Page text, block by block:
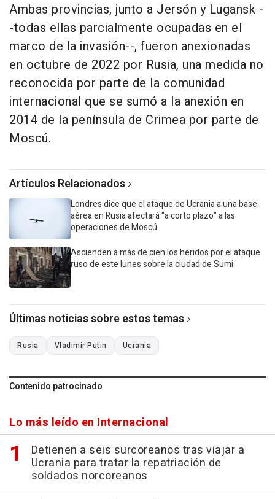
Ambas provincias, junto a Jersón y Lugansk -
-todas ellas parcialmente ocupadas en el
marco de la invasión--, fueron anexionadas
en octubre de 2022 por Rusia, una medida no
reconocida por parte de la comunidad
internacional que se sumó a la anexión en
2014 de la península de Crimea por parte de
Moscú.
Artículos Relacionados
Londres dice que el ataque de Ucrania a una base
aérea en Rusia afectará "a corto plazo" a las
operaciones de Moscú
Ascienden a más de cien los heridos por el ataque
ruso de este lunes sobre la ciudad de Sumi
Últimas noticias sobre estos temas
Rusia Vladimir Putin Ucrania
Contenido patrocinado
Lo más leído en Internacional
Detienen a seis surcoreanos tras viajar a
Ucrania para tratar la repatriación de
soldados norcoreanos